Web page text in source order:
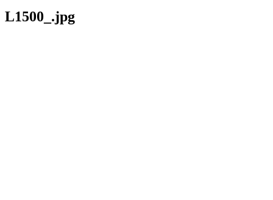
L1500_.jpg